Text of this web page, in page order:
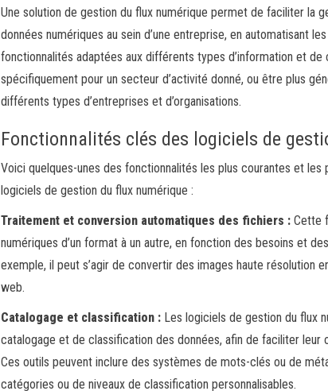
Une solution de gestion du flux numérique permet de faciliter la
données numériques au sein d’une entreprise, en automatisant
fonctionnalités adaptées aux différents types d’information et
spécifiquement pour un secteur d’activité donné, ou être plus
différents types d’entreprises et d’organisations.
Fonctionnalités clés des logiciels de
Voici quelques-unes des fonctionnalités les plus courantes et les
logiciels de gestion du flux numérique :
Traitement et conversion automatiques des fichiers : Cette
numériques d’un format à un autre, en fonction des besoins et
exemple, il peut s’agir de convertir des images haute résolution
web.
Catalogage et classification : Les logiciels de gestion du flux
catalogage et de classification des données, afin de faciliter leur
Ces outils peuvent inclure des systèmes de mots-clés ou de
catégories ou de niveaux de classification personnalisables.